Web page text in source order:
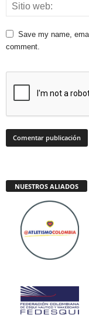
Save my name,
comment.
NUESTROS ALIADOS